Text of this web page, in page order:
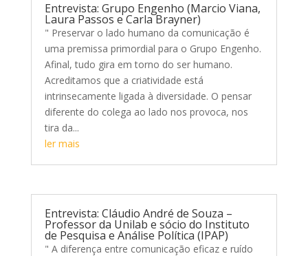
Entrevista: Grupo Engenho (Marcio Viana,
Laura Passos e Carla Brayner)
" Preservar o lado humano da comunicação é
uma premissa primordial para o Grupo Engenho.
Afinal, tudo gira em torno do ser humano.
Acreditamos que a criatividade está
intrinsecamente ligada à diversidade. O pensar
diferente do colega ao lado nos provoca, nos
tira da...
ler mais
Entrevista: Cláudio André de Souza –
Professor da Unilab e sócio do Instituto
de Pesquisa e Análise Política (IPAP)
" A diferença entre comunicação eficaz e ruído